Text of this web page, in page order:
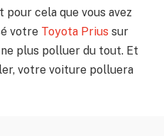
pour cela que vous avez
votre Toyota Prius sur
plus polluer du tout. Et
votre voiture polluera